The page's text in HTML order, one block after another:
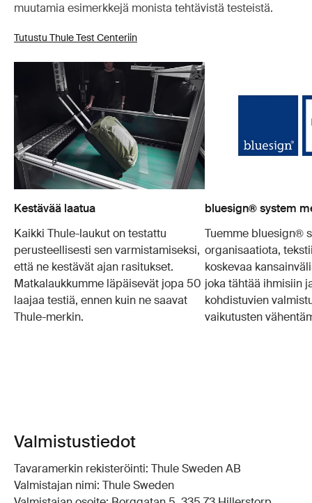
muutamia esimerkkejä monista tehtävistä testeistä.
Tutustu Thule Test Centeriin
Kestävää laatua
Kaikki Thule-laukut on testattu
perusteellisesti sen varmistamiseksi,
että ne kestävät ajan rasitukset.
Matkalaukkumme läpäisevät jopa 50
laajaa testiä, ennen kuin ne saavat
Thule-merkin.
bluesign® system
Tuemme bluesign®
organisaatiota,
koskevaa
joka tähtää ihmisiin
kohdistuvien
vaikutusten
Valmistustiedot
Tavaramerkin rekisteröinti: Thule Sweden AB
Valmistajan nimi: Thule Sweden